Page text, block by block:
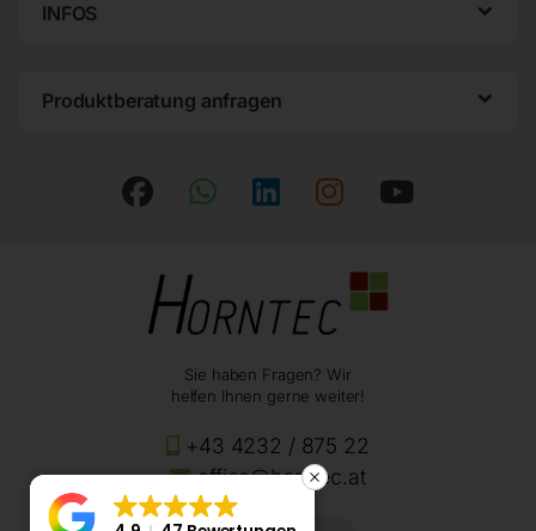
INFOS
Produktberatung anfragen
Sie haben Fragen? Wir
helfen Ihnen gerne weiter!
+43 4232 / 875 22
office@horntec.at